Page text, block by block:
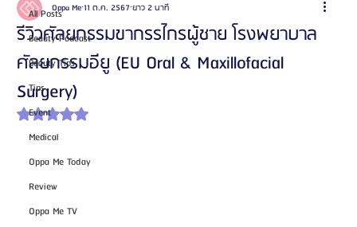
All Posts
Beauty Podcast
Beauty Tips
Tips
Event
Medical
Oppa Me Today
Review
Oppa Me TV
รีวิวศัลยกรรมขากรรไกรผู้ชาย โรงพยาบาล
ศัลยกรรมอียู (EU Oral & Maxillofacial
Surgery)
Oppa Me11 ต.ค. 2567 ยาว 2 นาที
ได้รับ NaN เต็ม 5 ดาว